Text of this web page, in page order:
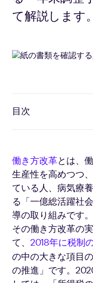
て解説します。
目次
働き方改革とは、
生産性を高めつつ
ている人、病気療
る「一億総活躍社
導の取り組みです。
その働き方改革の
て、 2018年に税制
の中の大きな項目
の推進」です。